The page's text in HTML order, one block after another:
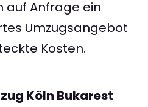
auf Anfrage ein
Umzugsangebot
Kosten.
Köln Bukarest